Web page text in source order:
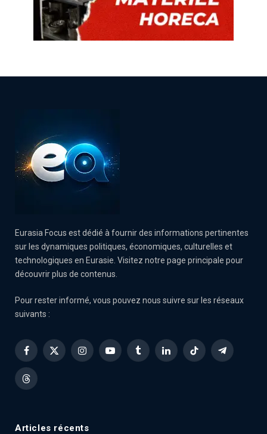
Eurasia Focus est dédié à fournir des informations pertinentes
sur les dynamiques politiques, économiques, culturelles et
technologiques en Eurasie. Visitez notre page principale pour
découvrir plus de contenus.
Pour rester informé, vous pouvez nous suivre sur les réseaux
suivants :
Facebook
X
InstagramYouTubeTumblrLinkedInTikTok Telegram
Threads
Articles récents